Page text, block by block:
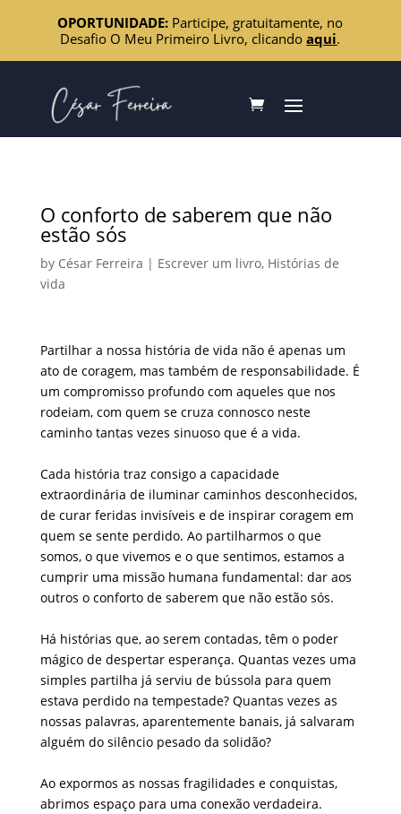
OPORTUNIDADE: Participe, gratuitamente, no
Desafio O Meu Primeiro Livro, clicandoaqui.
O conforto de saberem que não
estão sós
by César Ferreira | Escrever um livro, Histórias de
vida
Partilhar a nossa história de vida não é apenas um
ato de coragem, mas também de responsabilidade. É
um compromisso profundo com aqueles que nos
rodeiam, com quem se cruza connosco neste
caminho tantas vezes sinuoso que é a vida.
Cada história traz consigo a capacidade
extraordinária de iluminar caminhos desconhecidos,
de curar feridas invisíveis e de inspirar coragem em
quem se sente perdido. Ao partilharmos o que
somos, o que vivemos e o que sentimos, estamos a
cumprir uma missão humana fundamental: dar aos
outros o conforto de saberem que não estão sós.
Há histórias que, ao serem contadas, têm o poder
mágico de despertar esperança. Quantas vezes uma
simples partilha já serviu de bússola para quem
estava perdido na tempestade? Quantas vezes as
nossas palavras, aparentemente banais, já salvaram
alguém do silêncio pesado da solidão?
Ao expormos as nossas fragilidades e conquistas,
abrimos espaço para uma conexão verdadeira.